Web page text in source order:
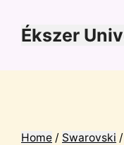
tartalomba
Ékszer
Home / Swarovski /